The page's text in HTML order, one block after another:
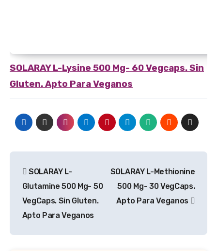
SOLARAYL-Lysine 500 Mg- 60 Vegcaps. Sin
Gluten. Apto Para Veganos
de
entradas
SOLARAY L-
Glutamine 500 Mg- 50
VegCaps. Sin Gluten.
Apto Para Veganos
SOLARAY L-Methionine
500 Mg- 30 VegCaps.
Apto Para Veganos